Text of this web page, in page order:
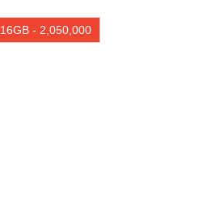
16GB - 2,050,000